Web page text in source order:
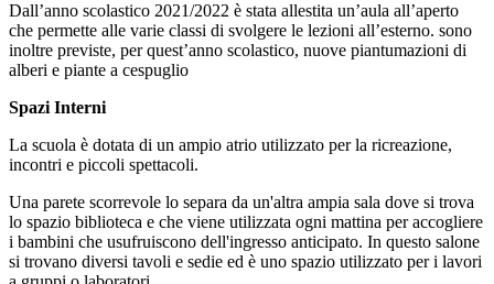
Dall’anno scolastico 2021/2022 è stata allestita un’aula all’aperto
che permette alle varie classi di svolgere le lezioni all’esterno. sono
inoltre previste, per quest’anno scolastico, nuove piantumazioni di
alberi e piante a cespuglio
Spazi Interni
La scuola è dotata di un ampio atrio utilizzato per la ricreazione,
incontri e piccoli spettacoli.
Una parete scorrevole lo separa da un'altra ampia sala dove si trova
lo spazio biblioteca e che viene utilizzata ogni mattina per accogliere
i bambini che usufruiscono dell'ingresso anticipato. In questo salone
si trovano diversi tavoli e sedie ed è uno spazio utilizzato per i lavori